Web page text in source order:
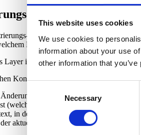
This website uses cookies
We use cookies to
information about your use
other information that
Selection
Necessary
Layer als natürliche
Layers ist in der FMP-Architektur
Kontext zu welcher User-Session
Layer ist jetzt nicht mehr nur ein
Kontroll-Instanz. Nicht weil es Agents
angefragt hat (Tool-Call-
(welcher Slot, welche Komponenten-
in dem die Änderung ausgelöst wurde
aktuelle Live-State, bevor die